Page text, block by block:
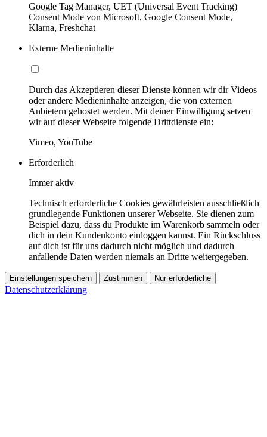
Google Tag Manager, UET (Universal Event Tracking)
Consent Mode von Microsoft, Google Consent Mode,
Klarna, Freshchat
Externe Medieninhalte
Durch das Akzeptieren dieser Dienste können wir dir Videos
oder andere Medieninhalte anzeigen, die von externen
Anbietern gehostet werden. Mit deiner Einwilligung setzen
wir auf dieser Webseite folgende Drittdienste ein:
Vimeo, YouTube
Erforderlich
Immer aktiv
Technisch erforderliche Cookies gewährleisten ausschließlich
grundlegende Funktionen unserer Webseite. Sie dienen zum
Beispiel dazu, dass du Produkte im Warenkorb sammeln oder
dich in dein Kundenkonto einloggen kannst. Ein Rückschluss
auf dich ist für uns dadurch nicht möglich und dadurch
anfallende Daten werden niemals an Dritte weitergegeben.
Einstellungen speichern Zustimmen Nur erforderliche
Datenschutzerklärung